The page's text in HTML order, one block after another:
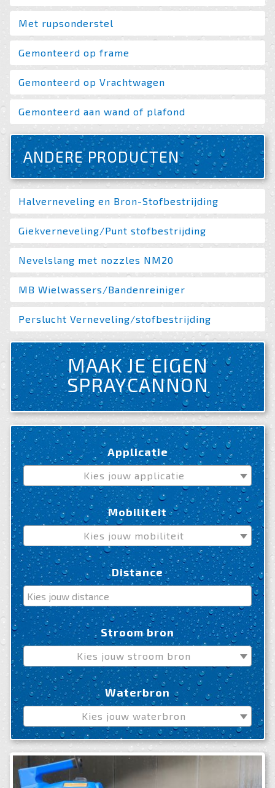
Met rupsonderstel
Gemonteerd op frame
Gemonteerd op Vrachtwagen
Gemonteerd aan wand of plafond
ANDERE PRODUCTEN
Halverneveling en Bron-Stofbestrijding
Giekverneveling/Punt stofbestrijding
Nevelslang met nozzles NM20
MB Wielwassers/Bandenreiniger
Perslucht Verneveling/stofbestrijding
MAAK JE EIGEN
SPRAYCANNON
Applicatie
Kies jouw applicatie
Mobiliteit
Kies jouw mobiliteit
Distance
Stroom bron
Kies jouw stroom bron
Waterbron
Kies jouw waterbron